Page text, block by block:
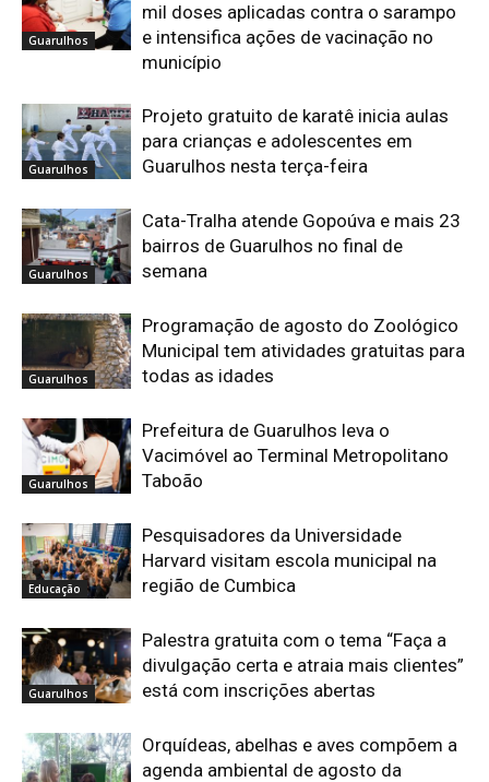
Guarulhos
mil doses aplicadas contra o sarampo
e intensifica ações de vacinação no
município
Guarulhos
Projeto gratuito de karatê inicia aulas
para crianças e adolescentes em
Guarulhos nesta terça-feira
Guarulhos
Cata-Tralha atende Gopoúva e mais 23
bairros de Guarulhos no final de
semana
Guarulhos
Programação de agosto do Zoológico
Municipal tem atividades gratuitas para
todas as idades
Guarulhos
Prefeitura de Guarulhos leva o
Vacimóvel ao Terminal Metropolitano
Taboão
Educação
Pesquisadores da Universidade
Harvard visitam escola municipal na
região de Cumbica
Guarulhos
Palestra gratuita com o tema “Faça a
divulgação certa e atraia mais clientes”
está com inscrições abertas
Orquídeas, abelhas e aves compõem a
agenda ambiental de agosto da